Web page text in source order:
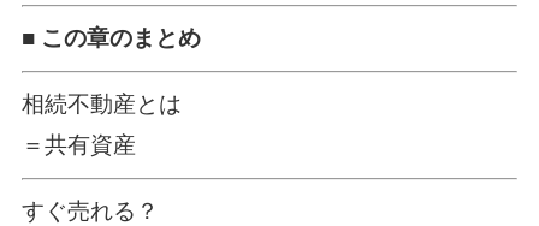
■ この章のまとめ
相続不動産とは
＝共有資産
すぐ売れる？